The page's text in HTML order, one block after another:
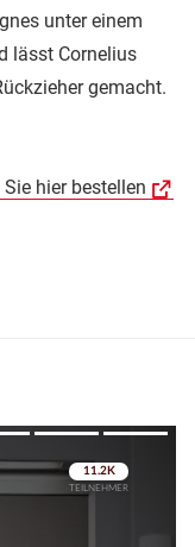
unter einem
lässt Cornelius
gemacht.
hier bestellen
Überspringen